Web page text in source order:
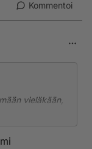
Kommentoi
vieläkään,